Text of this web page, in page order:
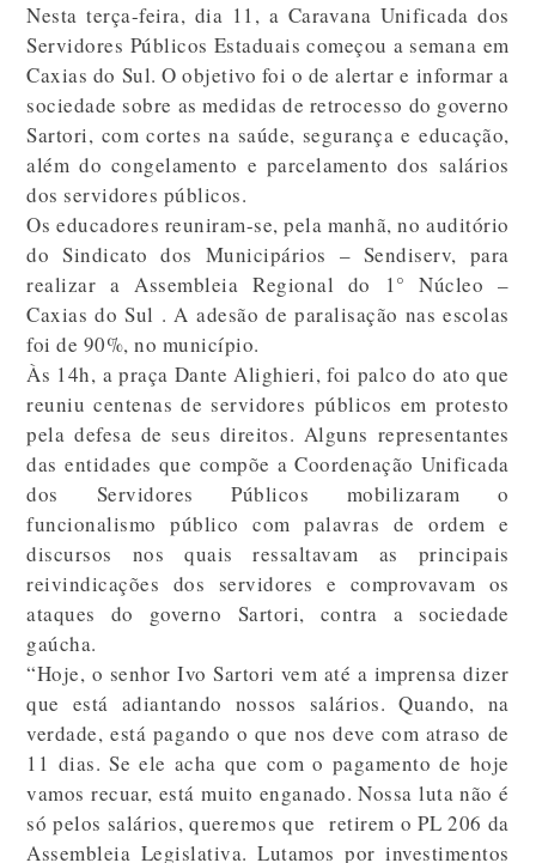
Nesta terça-feira, dia 11, a Caravana Unificada dos
Servidores Públicos Estaduais começou a semana em
Caxias do Sul. O objetivo foi o de alertar e informar a
sociedade sobre as medidas de retrocesso do governo
Sartori, com cortes na saúde, segurança e educação,
além do congelamento e parcelamento dos salários
dos servidores públicos.
Os educadores reuniram-se, pela manhã, no auditório
do Sindicato dos Municipários – Sendiserv, para
realizar a Assembleia Regional do 1° Núcleo –
Caxias do Sul . A adesão de paralisação nas escolas
foi de 90%, no município.
Às 14h, a praça Dante Alighieri, foi palco do ato que
reuniu centenas de servidores públicos em protesto
pela defesa de seus direitos. Alguns representantes
das entidades que compõe a Coordenação Unificada
dos Servidores Públicos mobilizaram o
funcionalismo público com palavras de ordem e
discursos nos quais ressaltavam as principais
reivindicações dos servidores e comprovavam os
ataques do governo Sartori, contra a sociedade
gaúcha.
“Hoje, o senhor Ivo Sartori vem até a imprensa dizer
que está adiantando nossos salários. Quando, na
verdade, está pagando o que nos deve com atraso de
11 dias. Se ele acha que com o pagamento de hoje
vamos recuar, está muito enganado. Nossa luta não é
só pelos salários, queremos que retirem o PL 206 da
Assembleia Legislativa. Lutamos por investimentos